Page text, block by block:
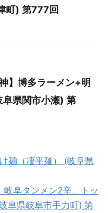
町) 第777回
】博多ラーメン+明
阜県関市小瀬) 第
麺（凄平麺） (岐阜県
岐阜タンメン2辛、トッ
阜県岐阜市手力町) 第